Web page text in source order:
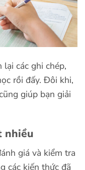
lại các ghi chép,
rồi đấy. Đôi khi,
giúp bạn giải
nhiều
giá và kiểm tra
các kiến thức đã